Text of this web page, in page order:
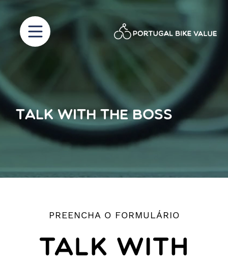
Talk with the Boss
PREENCHA O FORMULÁRIO
TALK WITH